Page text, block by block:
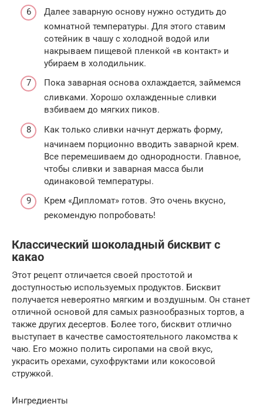
Далее заварную основу нужно остудить до
комнатной температуры. Для этого ставим
сотейник в чашу с холодной водой или
накрываем пищевой пленкой «в контакт» и
убираем в холодильник.
Пока заварная основа охлаждается, займемся
сливками. Хорошо охлажденные сливки
взбиваем до мягких пиков.
Как только сливки начнут держать форму,
начинаем порционно вводить заварной крем.
Все перемешиваем до однородности. Главное,
чтобы сливки и заварная масса были
одинаковой температуры.
Крем «Дипломат» готов. Это очень вкусно,
рекомендую попробовать!
Классический шоколадный бисквит с
какао
Этот рецепт отличается своей простотой и
доступностью используемых продуктов. Бисквит
получается невероятно мягким и воздушным. Он станет
отличной основой для самых разнообразных тортов, а
также других десертов. Более того, бисквит отлично
выступает в качестве самостоятельного лакомства к
чаю. Его можно полить сиропами на свой вкус,
украсить орехами, сухофруктами или кокосовой
стружкой.
Ингредиенты